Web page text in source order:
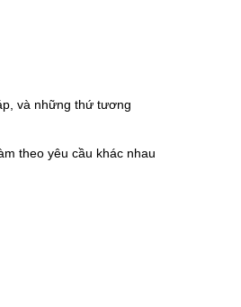
và những thứ tương
theo yêu cầu khác nhau